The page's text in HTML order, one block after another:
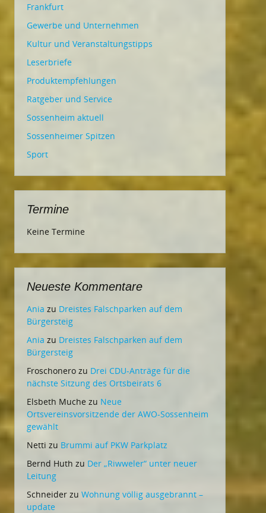
Frankfurt
Gewerbe und Unternehmen
Kultur und Veranstaltungstipps
Leserbriefe
Produktempfehlungen
Ratgeber und Service
Sossenheim aktuell
Sossenheimer Spitzen
Sport
Termine
Keine Termine
Neueste Kommentare
Ania zu Dreistes Falschparken auf dem
Bürgersteig
Ania zu Dreistes Falschparken auf dem
Bürgersteig
Froschonero zu Drei CDU-Anträge für die
nächste Sitzung des Ortsbeirats 6
Elsbeth Muche zu Neue
Ortsvereinsvorsitzende der AWO-Sossenheim
gewählt
Netti zu Brummi auf PKW Parkplatz
Bernd Huth zu Der „Riwweler“ unter neuer
Leitung
Schneider zu Wohnung völlig ausgebrannt –
update